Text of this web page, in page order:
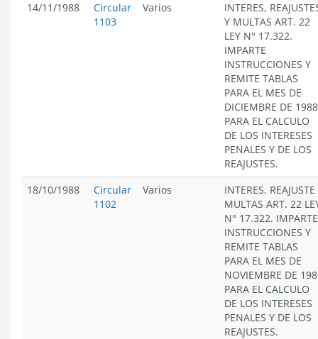
14/11/1988
Circular
1103
Varios
INTERES,
Y MULTAS ART. 22
LEY N° 17.322.
IMPARTE
INSTRUCCIONES Y
REMITE TABLAS
PARA EL MES DE
DICIEMBRE DE 1988
PARA EL CALCULO
DE LOS INTERESES
PENALES Y DE LOS
REAJUSTES.
18/10/1988
Circular
1102
Varios
INTERES, REAJUSTE
MULTAS ART. 22
N° 17.322. IMPARTE
INSTRUCCIONES Y
REMITE TABLAS
PARA EL MES DE
NOVIEMBRE DE
PARA EL CALCULO
DE LOS INTERESES
PENALES Y DE LOS
REAJUSTES.